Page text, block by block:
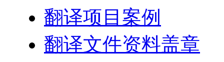
翻译项目案例
翻译文件资料盖章